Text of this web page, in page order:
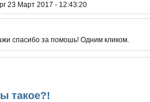
23 Март 2017 - 12:43:20
спасибо за помошь! Одним кликом.
такое?!